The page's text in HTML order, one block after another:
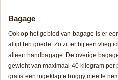
Bagage
Ook op het gebied van bagage is er
altijd ten goede. Zo zit er bij een
alleen handbagage. De overige
gewicht van maximaal 40 kilogram per
gratis een ingeklapte buggy mee te